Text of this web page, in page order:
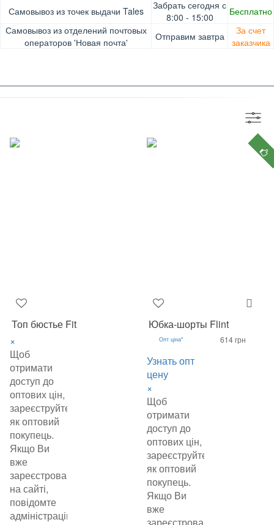
Самовывоз из точек выдачи Tales
Забрать сегодня с
8:00 - 15:00
Бесплатно
Самовывоз из отделений почтовых
операторов 'Новая почта'
Отправим завтра
За счет
заказчика
Оплата при получении товара, Картой онлайн, Google
Pay, Безналичными для юридических лиц, Безналичными
для физических лиц, Apple Pay, Mastercard, Visa
Гарантия. Обмен/возврат товара в течение 14 дней.
Доставка за счет заказчика
Топ бюстье Fit
×
Щоб
отримати
доступ до
оптових цін,
зареєструйтеся
як оптовий
покупець.
Якщо Ви
вже
зареєстровані
на сайті,
повідомте
адміністрацію
Юбка-шорты Flint
Опт ціна*
Узнать опт
цену
×
Щоб
отримати
доступ до
оптових цін,
зареєструйтеся
як оптовий
покупець.
Якщо Ви
вже
614 грн